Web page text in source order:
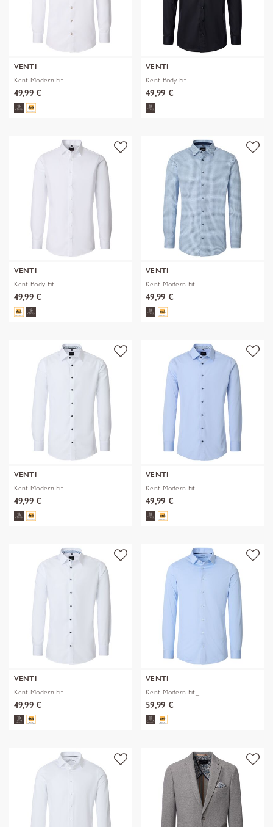
VENTI
Kent Modern Fit
49,99 €
VENTI
Kent Body Fit
49,99 €
VENTI
Kent Body Fit
49,99 €
VENTI
Kent Modern Fit
49,99 €
VENTI
Kent Modern Fit
49,99 €
VENTI
Kent Modern Fit
49,99 €
VENTI
Kent Modern Fit
49,99 €
VENTI
Kent Modern Fit_
59,99 €